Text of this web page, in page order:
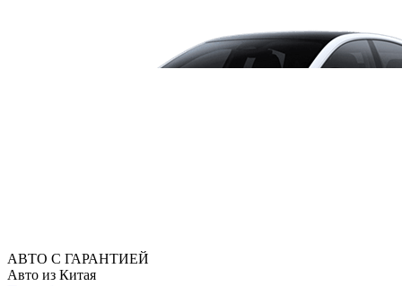
АВТО С ГАРАНТИЕЙ
Авто из Китая